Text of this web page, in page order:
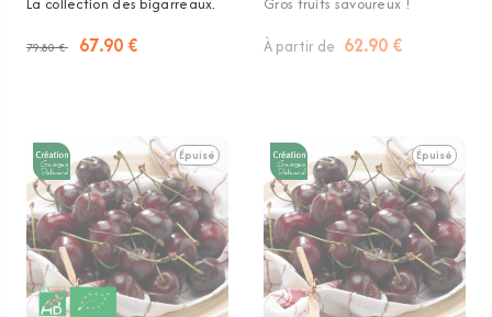
79.80 € 67.90 € À partir de 62.90 €
Épuisé Épuisé